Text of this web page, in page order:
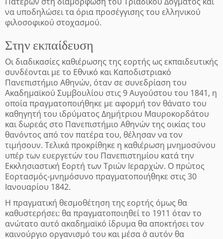
να υποδηλώσει τα όρια προσέγγισης του ελληνικού
φιλοσοφικού στοχασμού.
Στην εκπαίδευση
Οι διαδικασίες καθιέρωσης της εορτής ως εκπαιδευτικής
συνδέονται με το Εθνικό και Καποδιστριακό
Πανεπιστήμιο Αθηνών, όταν σε συνεδρίαση του
Ακαδημαϊκού Συμβουλίου στις 9 Αυγούστου του 1841, η
οποία πραγματοποιήθηκε με αφορμή τον θάνατο του
καθηγητή του ιδρύματος Δημήτριου Μαυροκορδάτου
και δωρεάς στο Πανεπιστήμιο Αθηνών της οικίας του
θανόντος από τον πατέρα του, θέλησαν να τον
τιμήσουν. Τελικά προκρίθηκε η καθιέρωση μνημοσύνου
υπέρ των ευεργετών του Πανεπιστημίου κατά την
Εκκλησιαστική Εορτή των Τριών Ιεραρχών. Ο πρώτος
Εορτασμός-μνημόσυνο πραγματοποιήθηκε στις 30
Ιανουαρίου 1842.
Η πραγματική θεσμοθέτηση της εορτής όμως θα
καθυστερήσει: θα πραγματοποιηθεί το 1911 όταν το
ανώτατο αυτό ακαδημαϊκό ίδρυμα θα αποκτήσει τον
καινούργιο οργανισμό του και μέσα σ΄ αυτόν θα